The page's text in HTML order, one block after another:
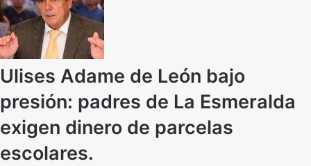
Ulises Adame de León bajo
presión: padres de La Esmeralda
exigen dinero de parcelas
escolares.